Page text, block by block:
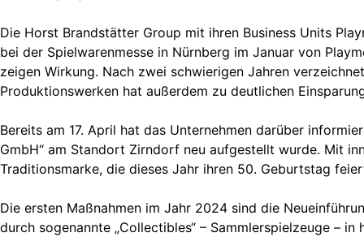
Die Horst Brandstätter Group mit ihren Business Units
bei der Spielwarenmesse in Nürnberg im Januar von
zeigen Wirkung. Nach zwei schwierigen Jahren
Produktionswerken hat außerdem zu deutlichen
Bereits am 17. April hat das Unternehmen darüber
GmbH“ am Standort Zirndorf neu aufgestellt wurde. Mit
Traditionsmarke, die dieses Jahr ihren 50. Geburtstag
Die ersten Maßnahmen im Jahr 2024 sind die
durch sogenannte „Collectibles“ – Sammlerspielzeuge –